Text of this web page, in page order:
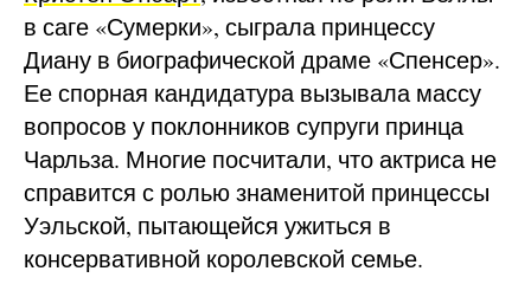
в саге «Сумерки», сыграла принцессу
Диану в биографической драме «Спенсер».
Ее спорная кандидатура вызывала массу
вопросов у поклонников супруги принца
Чарльза. Многие посчитали, что актриса не
справится с ролью знаменитой принцессы
Уэльской, пытающейся ужиться в
консервативной королевской семье.